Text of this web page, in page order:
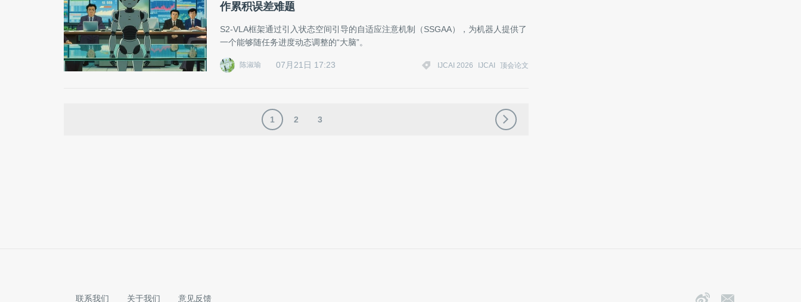
作累积误差难题
S2-VLA框架通过引入状态空间引导的自适应注意机制（SSGAA），为机器人提供了
一个能够随任务进度动态调整的“大脑”。
陈淑瑜 07月21日 17:23 IJCAI 2026 IJCAI 顶会论文
1 2 3
联系我们 关于我们 意见反馈